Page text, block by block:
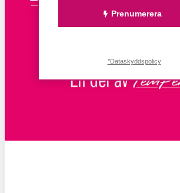
Prenumerera
*Dataskyddspolicy